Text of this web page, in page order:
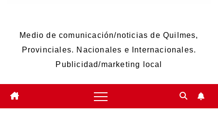
Medio de comunicación/noticias de Quilmes,
Provinciales. Nacionales e Internacionales.
Publicidad/marketing local